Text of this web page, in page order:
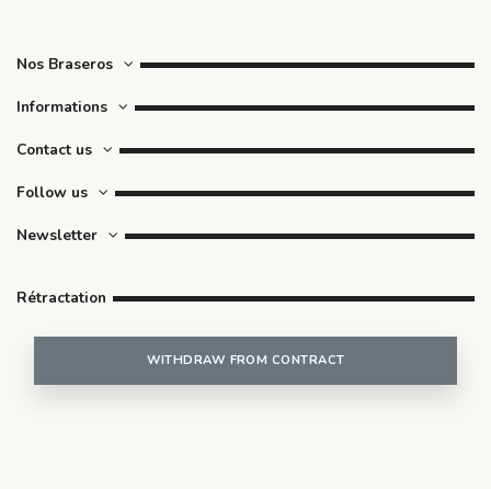
Nos Braseros
Informations
Contact us
Follow us
Newsletter
Rétractation
WITHDRAW FROM CONTRACT